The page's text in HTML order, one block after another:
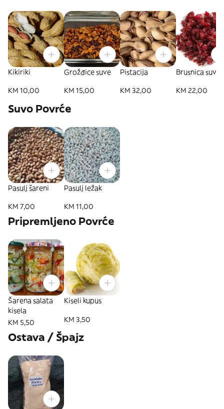
Kikiriki
KM 10,00
Grožđice suve
KM 15,00
Pistacija
KM 32,00
Brusnica suva
KM 22,00
Suvo Povrće
Pasulj šareni
KM 7,00
Pasulj ležak
KM 11,00
Pripremljeno Povrće
Šarena salata
kisela
KM 5,50
Kiseli kupus
KM 3,50
Ostava / Špajz